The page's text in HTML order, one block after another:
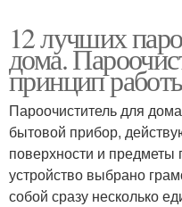
12 лучших
дома.
принцип
Пароочиститель для
бытовой прибор,
поверхности и
устройство выбрано
собой сразу несколько